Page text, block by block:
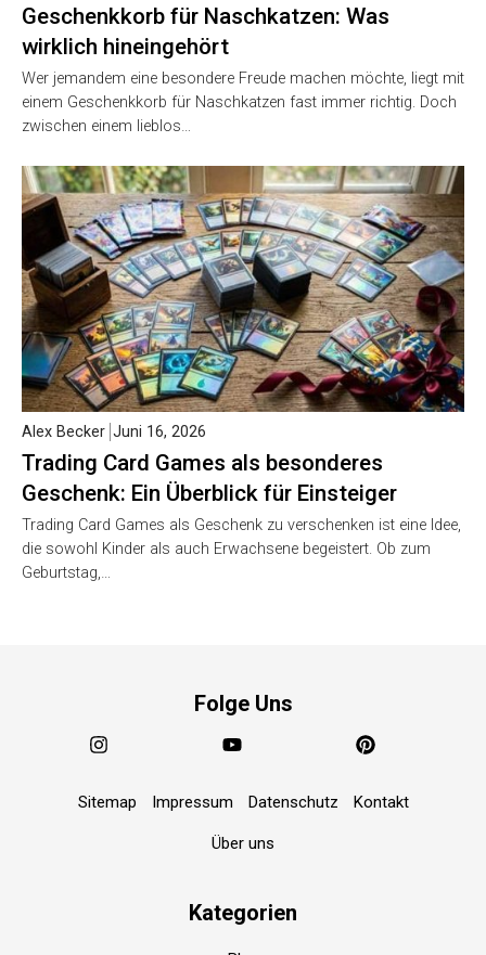
Geschenkkorb für Naschkatzen: Was
wirklich hineingehört
Wer jemandem eine besondere Freude machen möchte, liegt mit
einem Geschenkkorb für Naschkatzen fast immer richtig. Doch
zwischen einem lieblos…
Trading Card Games als besonderes
Geschenk: Ein Überblick für Einsteiger
Alex Becker Juni 16, 2026
Trading Card Games als Geschenk zu verschenken ist eine Idee,
die sowohl Kinder als auch Erwachsene begeistert. Ob zum
Geburtstag,…
Folge Uns
Sitemap Impressum Datenschutz Kontakt
Über uns
Kategorien